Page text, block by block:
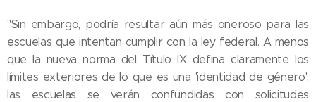
"Sin embargo, podría resultar aún más oneroso para las
escuelas que intentan cumplir con la ley federal. A menos
que la nueva norma del Título IX defina claramente los
límites exteriores de lo que es una 'identidad de género',
las escuelas se verán confundidas con solicitudes